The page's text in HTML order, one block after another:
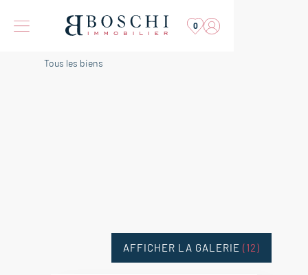
0
Tous les biens
AFFICHER LA GALERIE (12)